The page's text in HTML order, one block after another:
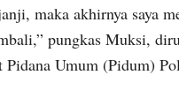
maka akhirnya saya
pungkas Muksi,
Umum (Pidum)